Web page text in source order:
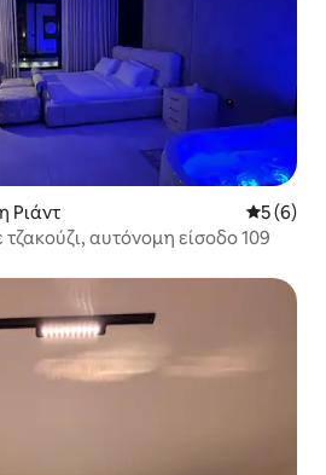
Ριάντ Μέση
5 (6)
αυτόνομη είσοδο 109